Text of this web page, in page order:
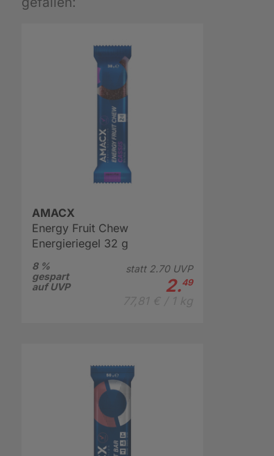
AMACX
Energy Fruit Chew
Energieriegel 32 g
8 %
gespart
auf UVP
statt 2.70UVP
2.49